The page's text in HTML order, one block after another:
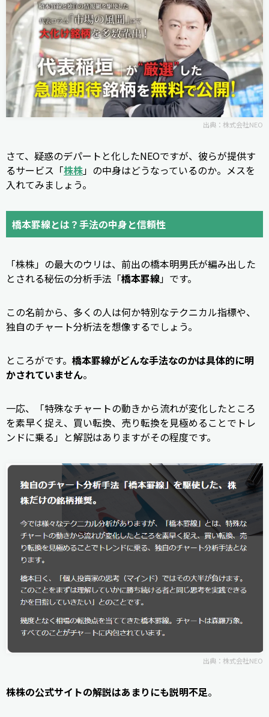
出典： 株式会社NEO
さて、疑惑のデパートと化したNEOですが、彼らが提供す
るサービス「株株」の中身はどうなっているのか。メスを
入れてみましょう。
橋本罫線とは？手法の中身と信頼性
「株株」の最大のウリは、前出の橋本明男氏が編み出した
とされる秘伝の分析手法「橋本罫線」です。
この名前から、多くの人は何か特別なテクニカル指標や、
独自のチャート分析法を想像するでしょう。
ところがです。 橋本罫線がどんな手法なのかは具体的に明
かされていません。
一応、「特殊なチャートの動きから流れが変化したところ
を素早く捉え、買い転換、売り転換を見極めることでトレ
ンドに乗る」と解説はありますがその程度です。
出典： 株式会社NEO
株株の公式サイトの解説はあまりにも説明不足。